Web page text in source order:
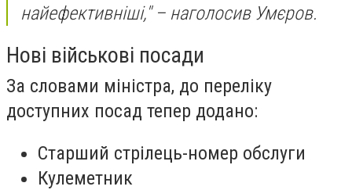
найефективніші," – наголосив Умєров.
Нові військові посади
За словами міністра, до переліку
доступних посад тепер додано:
Старший стрілець-номер обслуги
Кулеметник